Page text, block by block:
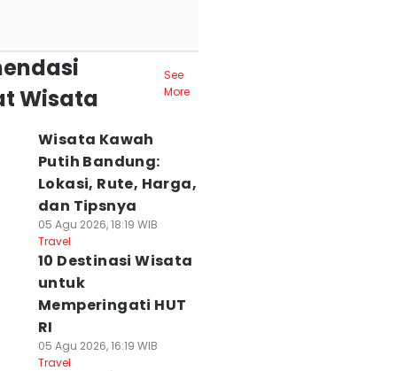
Wisata
See
More
Wisata Kawah
Putih Bandung:
Lokasi, Rute, Harga,
dan Tipsnya
05 Agu 2026, 18:19 WIB
Travel
10 Destinasi Wisata
untuk
Memperingati HUT
RI
05 Agu 2026, 16:19 WIB
Travel